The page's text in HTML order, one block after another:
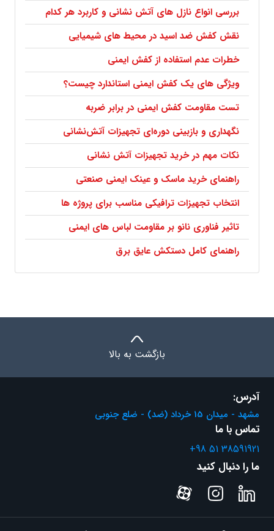
بررسی انواع نازل های آتش نشانی و کاربرد هر کدام
نقش کفش ضد اسید در محیط های شیمیایی
خطرات عدم استفاده از کفش ایمنی
ویژگی های یک کفش ایمنی استاندارد چیست؟
تست مقاومت کفش ایمنی در برابر ضربه
نگهداری و بازبینی دوره‌ای تجهیزات آتش‌نشانی
نکات مهم در خرید تجهیزات آتش نشانی
راهنمای خرید ماسک و عینک ایمنی صنعتی
انتخاب تجهیزات ترافیکی مناسب برای پروژه ها
تاثیر فناوری نانو بر مقاومت لباس های ایمنی
راهنمای کامل دستکش عایق برق
بازگشت به بالا
آدرس:
مشهد - میدان 15 خرداد (ضد) - ضلع جنوبی
تماس با ما
+98 51 38591921
ما را دنبال کنید